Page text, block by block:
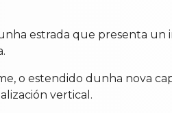
estrada que presenta
o estendido dunha nova
vertical.